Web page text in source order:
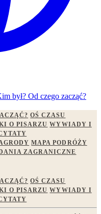
był? Od czego zacząć?
OŚ CZASU
O PISARZU WYWIADY I
MAPA PODRÓŻY
ZAGRANICZNE
OŚ CZASU
O PISARZU WYWIADY I